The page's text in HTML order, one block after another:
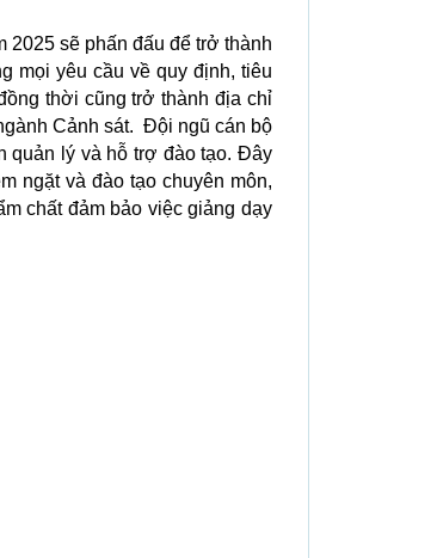
2025 sẽ phấn đấu để trở thành
mọi yêu cầu về quy định, tiêu
thời cũng trở thành địa chỉ
Cảnh sát. Đội ngũ cán bộ
quản lý và hỗ trợ đào tạo. Đây
ngặt và đào tạo chuyên môn,
chất đảm bảo việc giảng dạy